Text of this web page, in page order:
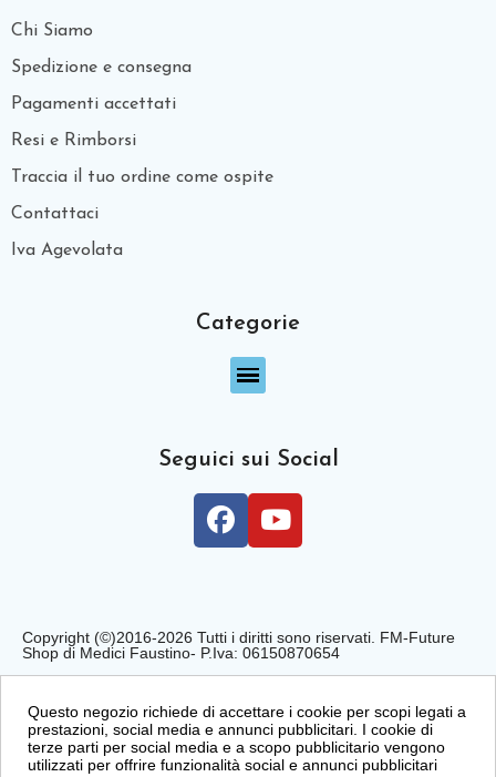
Chi Siamo
Spedizione e consegna
Pagamenti accettati
Resi e Rimborsi
Traccia il tuo ordine come ospite
Contattaci
Iva Agevolata
Categorie
Seguici sui Social
Copyright (©)2016-2026 Tutti i diritti sono riservati. FM-Future
Shop di Medici Faustino- P.Iva: 06150870654
Questo negozio richiede di accettare i cookie per scopi legati a
prestazioni, social media e annunci pubblicitari. I cookie di
terze parti per social media e a scopo pubblicitario vengono
utilizzati per offrire funzionalità social e annunci pubblicitari